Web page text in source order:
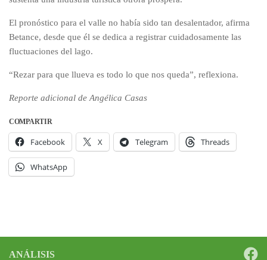
El pronóstico para el valle no había sido tan desalentador, afirma
Betance, desde que él se dedica a registrar cuidadosamente las
fluctuaciones del lago.
“Rezar para que llueva es todo lo que nos queda”, reflexiona.
Reporte adicional de Angélica Casas
COMPARTIR
Facebook X Telegram Threads
WhatsApp
ANÁLISIS